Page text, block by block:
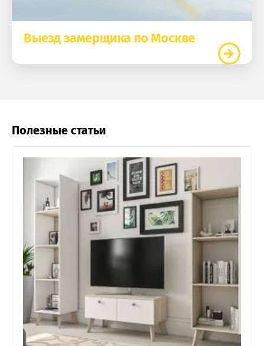
Выезд замерщика по Москве
Полезные статьи